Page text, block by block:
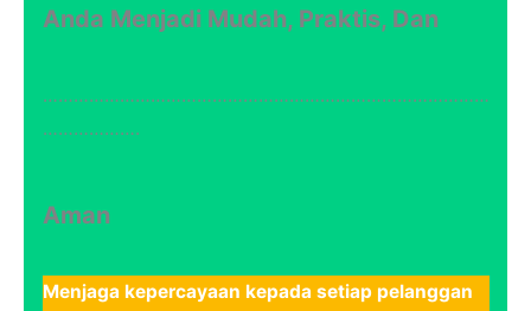
Anda Menjadi Mudah, Praktis, Dan
……………………………………………………………………………
……………….
Aman
Menjaga kepercayaan kepada setiap pelanggan